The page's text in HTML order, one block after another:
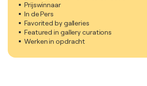
Prijswinnaar
In de Pers
Favorited by galleries
Featured in gallery curations
Werken in opdracht